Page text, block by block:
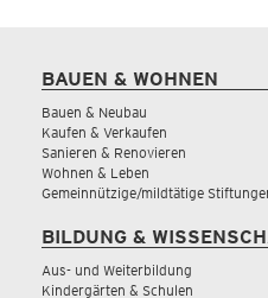
BAUEN & WOHNEN
Bauen & Neubau
Kaufen & Verkaufen
Sanieren & Renovieren
Wohnen & Leben
Gemeinnützige/mildtätige
BILDUNG &
Aus- und Weiterbildung
Kindergärten & Schulen